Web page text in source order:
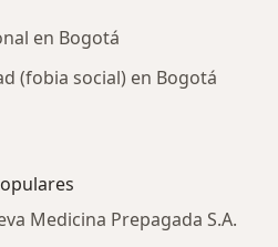
en Bogotá
(fobia social) en Bogotá
Medicina Prepagada S.A.